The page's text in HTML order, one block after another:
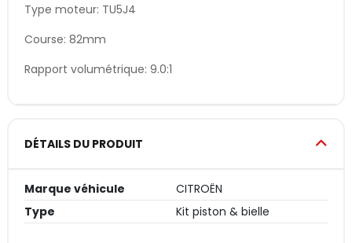
Type moteur: TU5J4
Course: 82mm
Rapport volumétrique: 9.0:1
DÉTAILS DU PRODUIT
Marque véhicule
CITROËN
Type
Kit piston & bielle